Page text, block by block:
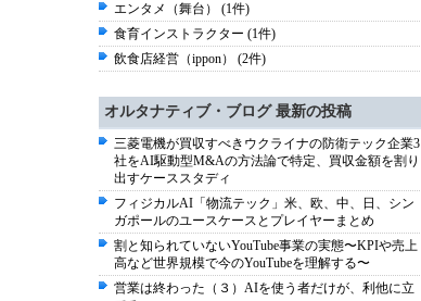
エンタメ（舞台） (1件)
食育インストラクター (1件)
飲食店経営（ippon） (2件)
オルタナティブ・ブログ 最新の投稿
三菱電機が買収すべきウクライナの防衛テック企業3
社をAI駆動型M&Aの方法論で特定、買収金額を割り
出すケーススタディ
フィジカルAI「物流テック」米、欧、中、日、シン
ガポールのユースケースとプレイヤーまとめ
割と知られていないYouTube事業の実態〜KPIや売上
高など世界規模で今のYouTubeを理解する〜
営業は終わった（３）AIを使う者だけが、利他に立